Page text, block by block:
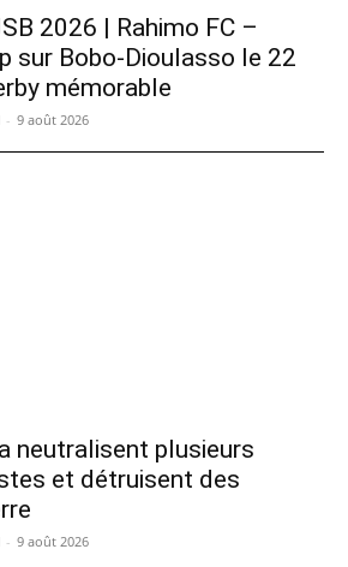
2026 | Rahimo FC –
sur Bobo-Dioulasso le 22
mémorable
- 9 août 2026
neutralisent plusieurs
et détruisent des
- 9 août 2026